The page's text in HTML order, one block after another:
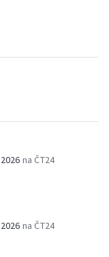
na ČT24
na ČT24